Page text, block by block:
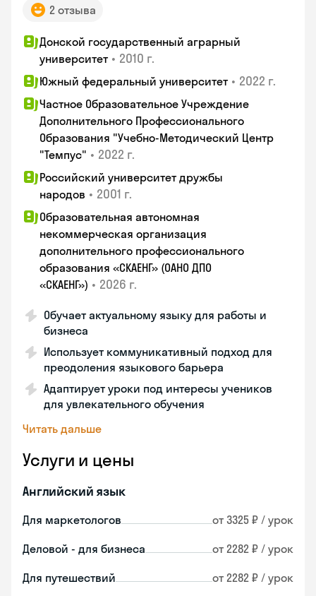
2 отзыва
Донской государственный аграрный
университет • 2010 г.
Южный федеральный университет • 2022 г.
Частное Образовательное Учреждение
Дополнительного Профессионального
Образования "Учебно-Методический Центр
"Темпус" • 2022 г.
Российский университет дружбы
народов • 2001 г.
Образовательная автономная
некоммерческая организация
дополнительного профессионального
образования «СКАЕНГ» (ОАНО ДПО
«СКАЕНГ») • 2026 г.
Обучает актуальному языку для работы и
бизнеса
Использует коммуникативный подход для
преодоления языкового барьера
Адаптирует уроки под интересы учеников
для увлекательного обучения
Читать дальше
Услуги и цены
Английский язык
Для маркетологов от 3325 ₽ / урок
Деловой - для бизнеса от 2282 ₽ / урок
Для путешествий от 2282 ₽ / урок